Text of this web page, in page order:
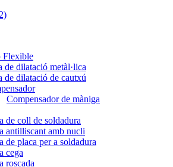
Flexible
de dilatació metàl·lica
de dilatació de cautxú
Compensador de màniga
de coll de soldadura
antilliscant amb nucli
de placa per a soldadura
cega
roscada